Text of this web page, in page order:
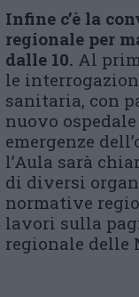
Infine c’è la
regionale per
dalle 10. Al
le
sanitaria, con
nuovo
emergenze
l’Aula sarà
di diversi
normative
lavori sulla
regionale delle